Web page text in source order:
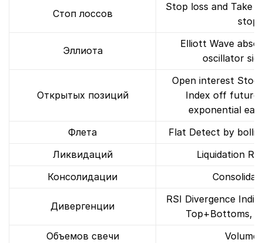
Стоп лоссов
Stop loss and Take
stop
Эллиота
Elliott Wave
oscillator
Открытых позиций
Open interest
Index off
exponential
Флета
Flat Detect by
Ликвидаций
Liquidation
Консолидации
Дивергенции
RSI Divergence
Top+Bottoms,
Объемов свечи
Volume